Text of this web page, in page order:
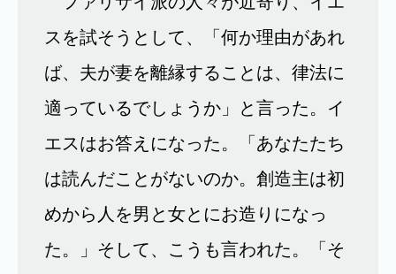
スを試そうとして、「何か理由があれ
ば、夫が妻を離縁することは、律法に
適っているでしょうか」と言った。イ
エスはお答えになった。「あなたたち
は読んだことがないのか。創造主は初
めから人を男と女とにお造りになっ
た。」そして、こうも言われた。「そ